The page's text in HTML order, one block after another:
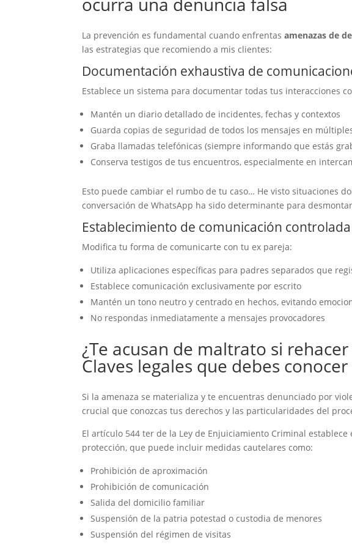
La prevención es fundamental cuando enfrentasamenazas de
las estrategias que recomiendo a mis clientes:
Documentación exhaustiva de
Establece un sistema para documentar todas tus interacciones
Mantén un diario detallado de incidentes, fechas y contextos
Guarda copias de seguridad de todos los mensajes en
Graba llamadas telefónicas (siempre informando que estás
Conserva testigos de tus encuentros, especialmente en
Esto puede cambiar el rumbo de tu caso… He visto situaciones
conversación de WhatsApp ha sido determinante para
Establecimiento de comunicación controlada
Modifica tu forma de comunicarte con tu ex pareja:
Utiliza aplicaciones específicas para padres separados que
Establece comunicación exclusivamente por escrito
Mantén un tono neutro y centrado en hechos, evitando
No respondas inmediatamente a mensajes provocadores
¿Te acusan de maltrato si
Claves legales que debes conocer
Si la amenaza se materializa y te encuentras denunciado por
crucial que conozcas tus derechos y las particularidades del
El artículo 544 ter de la Ley de Enjuiciamiento Criminal
protección, que puede incluir medidas cautelares como:
Prohibición de aproximación
Prohibición de comunicación
Salida del domicilio familiar
Suspensión de la patria potestad o custodia de menores
Suspensión del régimen de visitas